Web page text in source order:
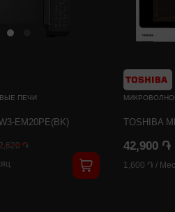
ПЕЧИ
EM20PE(BK)
֏
TOSHIBA
42,900 ֏
1,600 ֏ /